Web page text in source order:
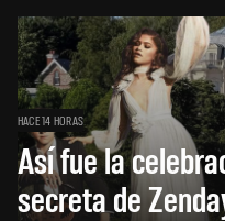
HACE 14 HORAS
Así fue la
secreta de